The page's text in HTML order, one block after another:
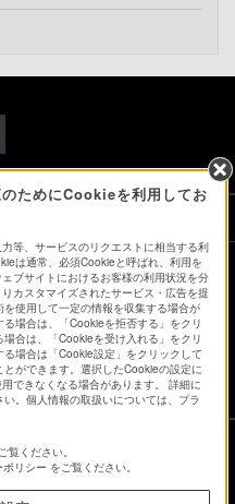
ためにCookieを利用してお
等、サービスのリクエストに相当する利
は通常、必須Cookieと呼ばれ、利用を
ブサイトにおけるお客様の利用状況を分
カスタマイズされたサービス・広告を提
使用して一定の情報を収集する場合が
場合は、「Cookieを拒否する」をクリ
合は、「Cookieを受け入れる」をクリ
場合は「Cookie設定」をクリックして
ができます。選択したCookieの設定に
できなくなる場合があります。 詳細に
。個人情報の取扱いについては、プラ
覧ください。
ポリシー をご覧ください。
って
ご案内
ニュースリリース
利用規約